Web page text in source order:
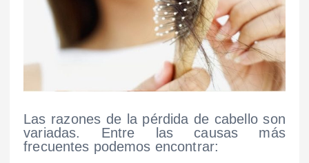
Las razones de la pérdida de cabello son
variadas. Entre las causas más
frecuentes podemos encontrar: